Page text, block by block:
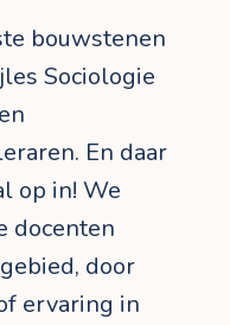
bouwstenen
Sociologie
En daar
op in! We
docenten
door
ervaring in